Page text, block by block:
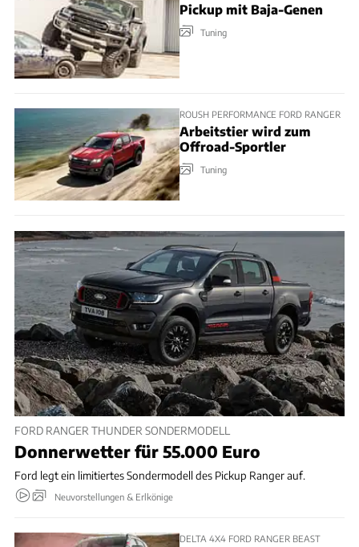
Pickup mit Baja-Genen
Tuning
ROUSH PERFORMANCE FORD RANGER
Arbeitstier wird zum
Offroad-Sportler
Tuning
FORD RANGER THUNDER SONDERMODELL
Donnerwetter für 55.000 Euro
Ford legt ein limitiertes Sondermodell des Pickup Ranger auf.
Neuvorstellungen & Erlkönige
DELTA 4X4 FORD RANGER BEAST